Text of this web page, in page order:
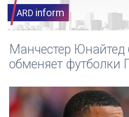
ARD inform
Манчестер Юнайтед
обменяет футболки